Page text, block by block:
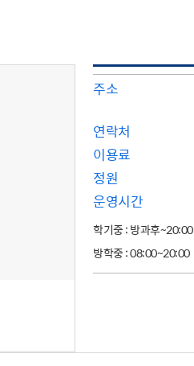
주소
연락처
이용료
정원
운영시간
학기중 : 방과후~20:00
방학중 : 08:00~20:00